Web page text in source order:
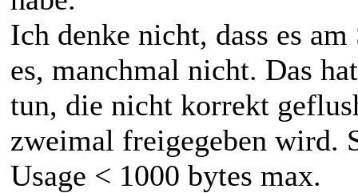
Ich denke nicht, dass es
es, manchmal nicht. Das
tun, die nicht korrekt
zweimal freigegeben wird.
Usage < 1000 bytes max.